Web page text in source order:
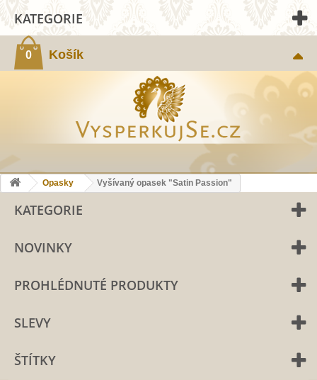
0 Košík
KATEGORIE
Opasky Vyšívaný opasek "Satin Passion"
KATEGORIE
NOVINKY
PROHLÉDNUTÉ PRODUKTY
SLEVY
ŠTÍTKY